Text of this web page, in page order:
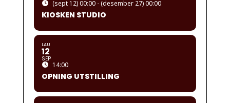
(sept 12) 00:00 - (desember 27) 00:00
KIOSKEN STUDIO
LAU
12
SEP
14:00
OPNING UTSTILLING